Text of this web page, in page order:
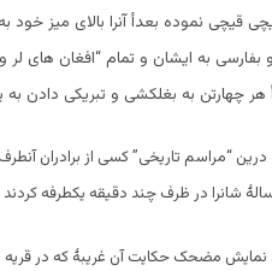
قیچی نموده بعدأ آنرا بالای میز
بفارسی به ایشان و تمام “افغان های
هر چهارتن به بغلکشی و تبریکی دادن
درین “مراسم تاریخی” کسی از برادران
نمایش مضحک حکایت آن غریبۀ که در قريه